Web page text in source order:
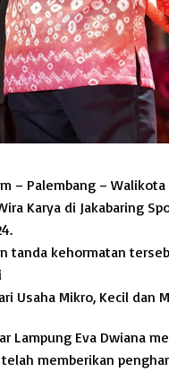
– Palembang –
Karya di Jakabaring
tanda kehormatan
Usaha Mikro, Kecil dan
Lampung Eva Dwiana
telah memberikan